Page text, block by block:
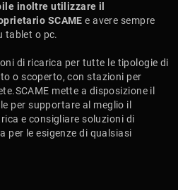
inoltre utilizzare il
SCAME e avere sempre
tablet o pc.
di ricarica per tutte le tipologie di
o scoperto, con stazioni per
mette a disposizione il
per supportare al meglio il
e consigliare soluzioni di
per le esigenze di qualsiasi